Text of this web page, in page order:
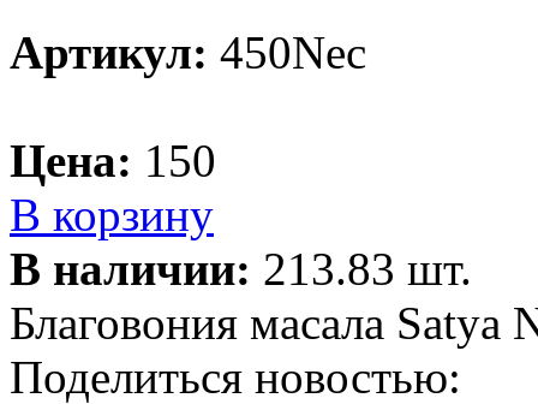
Артикул: 450Nec
Цена: 150
В корзину
В наличии: 213.83 шт.
Благовония масала
Поделиться новостью: